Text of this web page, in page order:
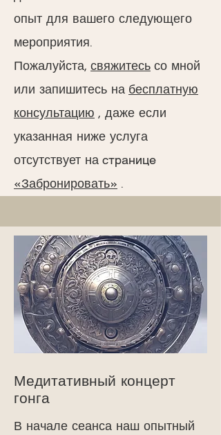
опыт для вашего следующего
мероприятия.
Пожалуйста, свяжитесь со мной
или запишитесь на бесплатную
консультацию , даже если
указанная ниже услуга
отсутствует на странице
«Забронировать» .
Медитативный концерт
гонга
В начале сеанса наш опытный